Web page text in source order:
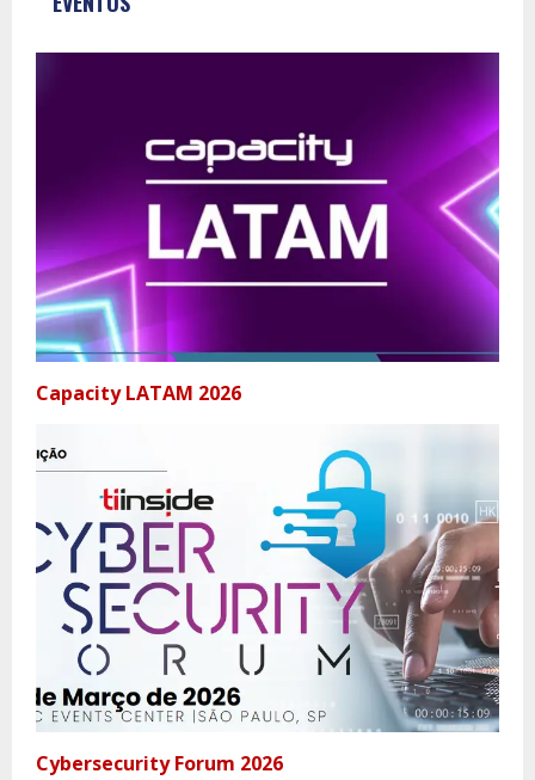
Capacity LATAM 2026
Cybersecurity Forum 2026